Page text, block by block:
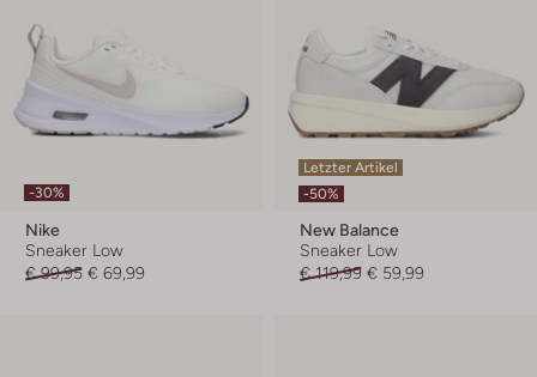
-30%
Nike
Sneaker Low
€ 99,95 € 69,99
Letzter Artikel
-50%
New Balance
Sneaker Low
€ 119,99 € 59,99